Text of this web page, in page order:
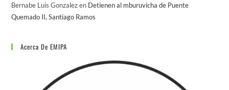
Bernabe Luis Gonzalezen Detienen al mburuvicha de Puente
Quemado II, Santiago Ramos
Acerca De EMIPA